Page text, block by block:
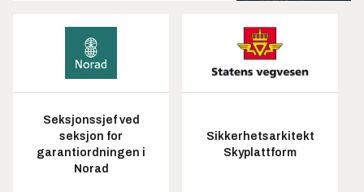
Seksjonssjef ved
seksjon for
garantiordningen i
Norad
Sikkerhetsarkitekt
Skyplattform